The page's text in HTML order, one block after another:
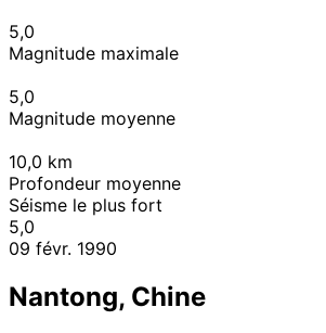
5,0
Magnitude maximale
5,0
Magnitude moyenne
10,0 km
Profondeur moyenne
Séisme le plus fort
5,0
09 févr. 1990
Nantong, Chine